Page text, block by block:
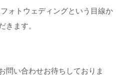
ォトウェディングという目線か
きます。
問い合わせお待ちしておりま